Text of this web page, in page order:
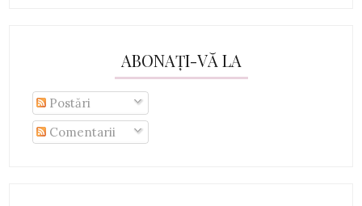
ABONAȚI-VĂ LA
Postări
Comentarii